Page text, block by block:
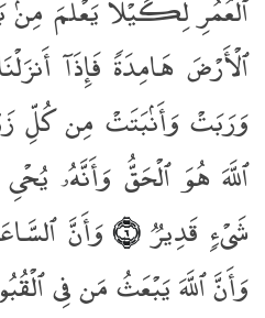
ٱلْأَرْضَ هَامِدَةًۭ فَإِذَآ
وَرَبَتْ وَأَنۢبَتَتْ مِن كُلِّ
ٱللَّهَ هُوَ ٱلْحَقُّ وَأَنَّهُۥ
شَىْءٍۢ قَدِيرٌۭ﴿٦﴾ وَأَنَّ
وَأَنَّ ٱللَّهَ يَبْعَثُ مَن فِى